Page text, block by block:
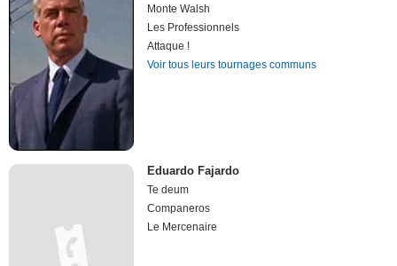
Monte Walsh
Les Professionnels
Attaque !
Voir tous leurs tournages communs
Eduardo Fajardo
Te deum
Companeros
Le Mercenaire